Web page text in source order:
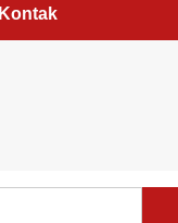
Kontak